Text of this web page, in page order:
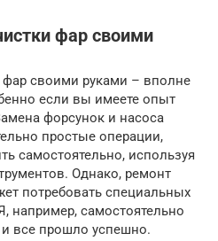
фар своими
своими руками – вполне
если вы имеете опыт
форсунок и насоса
простые операции,
самостоятельно, используя
Однако, ремонт
потребовать специальных
например, самостоятельно
все прошло успешно.